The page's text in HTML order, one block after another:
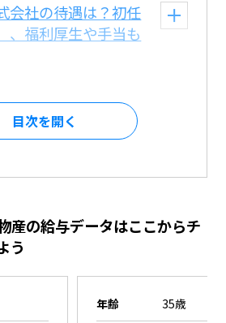
会社の待遇は？初任
、福利厚生や手当も
目次を
産の給与データはここからチ
う
年齢 35歳